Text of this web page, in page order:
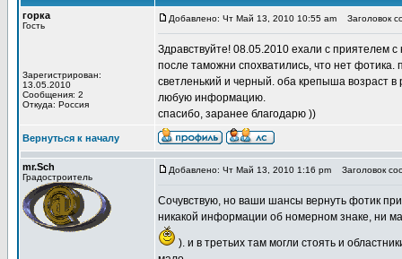
горка
Гость
Зарегистрирован:
13.05.2010
Сообщения: 2
Откуда: Россия
Добавлено: Чт Май 13, 2010 10:55 am Заголовок
Здравствуйте! 08.05.2010 ехали с приятелем
после таможни спохватились, что нет
светленький и черный. оба крепыша возраст
любую информацию.
спасибо, заранее благодарю ))
Вернуться к началу
mr.Sch
Градостроитель
Добавлено: Чт Май 13, 2010 1:16 pm Заголовок
Сочувствую, но ваши шансы вернуть фотик
никакой информации об номерном знаке, ни
). и в третьих там могли стоять и